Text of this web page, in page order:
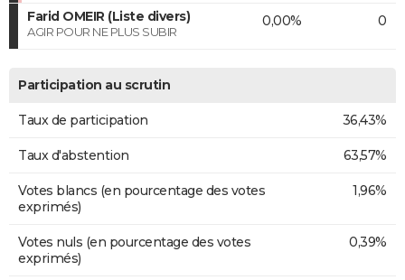
Farid OMEIR (Liste divers)
AGIR POUR NE PLUS SUBIR
0,00% 0
Participation au scrutin
Taux de participation 36,43%
Taux d'abstention 63,57%
Votes blancs (en pourcentage des votes
exprimés)
1,96%
Votes nuls (en pourcentage des votes
exprimés)
0,39%